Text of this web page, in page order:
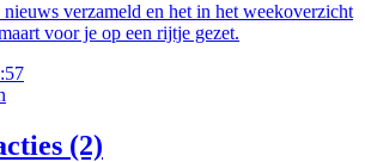
verzameld en het in het weekoverzicht
voor je op een rijtje gezet.
(2)